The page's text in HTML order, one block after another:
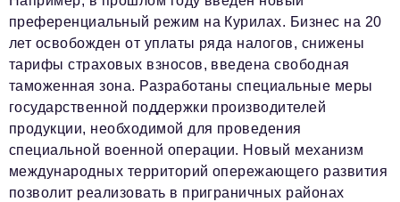
преференциальный режим на Курилах. Бизнес на 20
лет освобожден от уплаты ряда налогов, снижены
тарифы страховых взносов, введена свободная
таможенная зона. Разработаны специальные меры
государственной поддержки производителей
продукции, необходимой для проведения
специальной военной операции. Новый механизм
международных территорий опережающего развития
позволит реализовать в приграничных районах